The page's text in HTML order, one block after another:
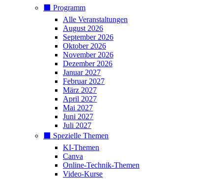
⬛️ Programm
Alle Veranstaltungen
August 2026
September 2026
Oktober 2026
November 2026
Dezember 2026
Januar 2027
Februar 2027
März 2027
April 2027
Mai 2027
Juni 2027
Juli 2027
⬛️ Spezielle Themen
KI-Themen
Canva
Online-Technik-Themen
Video-Kurse